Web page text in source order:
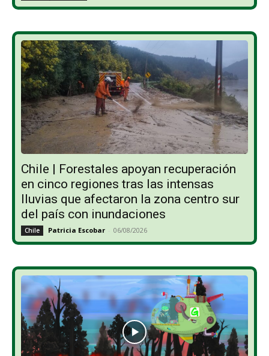
Chile | Forestales apoyan recuperación
en cinco regiones tras las intensas
lluvias que afectaron la zona centro sur
del país con inundaciones
Chile Patricia Escobar - 06/08/2026